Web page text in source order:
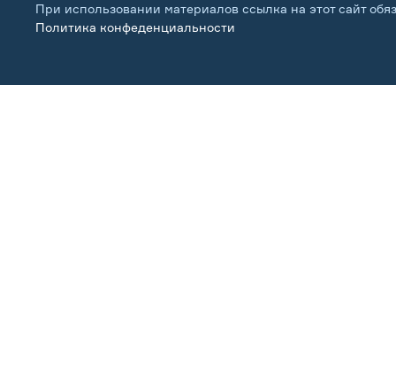
При использовании материалов ссылка на этот сайт
Политика конфеденциальности